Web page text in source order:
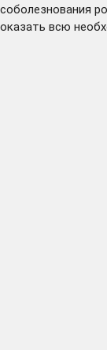
соболезнования
оказать всю